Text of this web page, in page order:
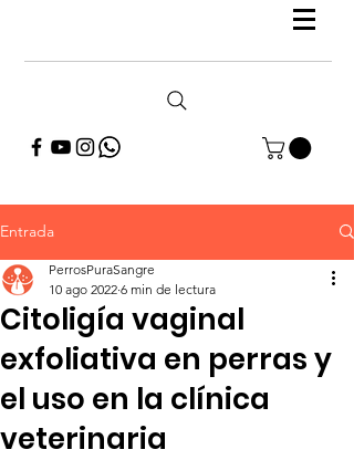
Entrada
Citoligía vaginal
exfoliativa en perras y
el uso en la clínica
veterinaria
PerrosPuraSangre
10 ago 2022 6 min de lectura